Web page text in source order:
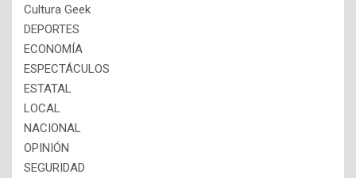
Cultura Geek
DEPORTES
ECONOMÍA
ESPECTÁCULOS
ESTATAL
LOCAL
NACIONAL
OPINIÓN
SEGURIDAD